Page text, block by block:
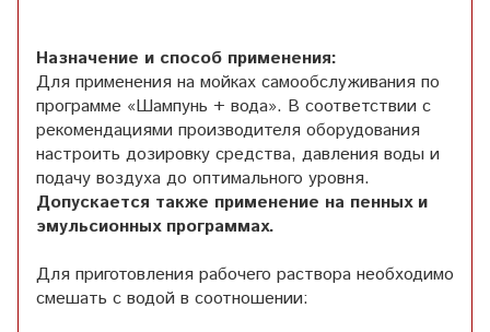
Назначение и способ применения:
Для применения на мойках самообслуживания по
программе «Шампунь + вода». В соответствии с
рекомендациями производителя оборудования
настроить дозировку средства, давления воды и
подачу воздуха до оптимального уровня.
Допускается также применение на пенных и
эмульсионных программах.
Для приготовления рабочего раствора необходимо
смешать с водой в соотношении: